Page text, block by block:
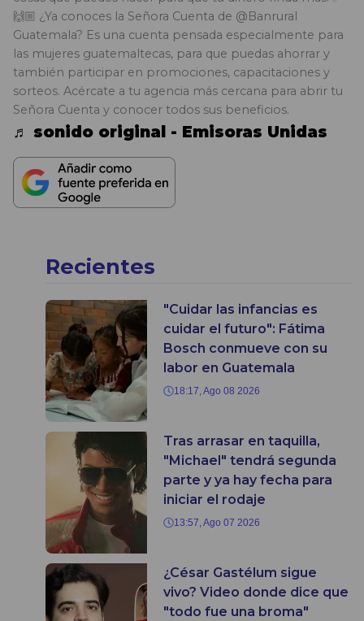
🙌🏼 ¿Ya conoces la Señora Cuenta de @Banrural
Guatemala? Es una cuenta pensada especialmente para
las mujeres guatemaltecas, para que puedas ahorrar y
también participar en promociones, capacitaciones y
sorteos. Acércate a tu agencia más cercana para abrir tu
Señora Cuenta y conocer todos sus beneficios.
♬ sonido original - Emisoras Unidas
Recientes
"Cuidar las infancias es
cuidar el futuro": Fátima
Bosch conmueve con su
labor en Guatemala
18:17, Ago 08 2026
Tras arrasar en taquilla,
"Michael" tendrá segunda
parte y ya hay fecha para
iniciar el rodaje
13:57, Ago 07 2026
¿César Gastélum sigue
vivo? Video donde dice que
"todo fue una broma"